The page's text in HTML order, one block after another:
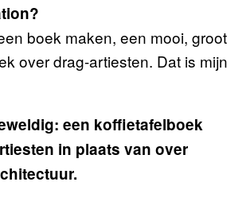
boek maken, een mooi, groot
over drag-artiesten. Dat is mijn
een koffietafelboek
in plaats van over